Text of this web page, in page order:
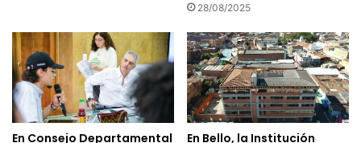
28/08/2025
En Consejo Departamental
En Bello, la Institución